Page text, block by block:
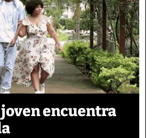
encuentra